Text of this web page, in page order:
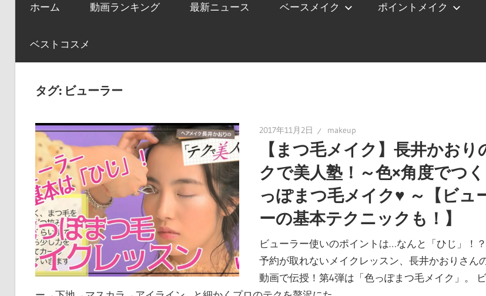
ホーム 動画ランキング 最新ニュース ベースメイク ポイントメイク
ベストコスメ
タグ: ビューラー
2017年11月2日 makeup
【まつ毛メイク】長井かおり
クで美人塾！～色×角度でつ
っぽまつ毛メイク♥ ～【ビュ
ーの基本テクニックも！】
ビューラー使いのポイントは…なんと「ひじ」！
予約が取れないメイクレッスン、長井かおりさん
動画で伝授！第4弾は「色っぽまつ毛メイク」。